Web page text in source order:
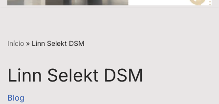
Início » Linn Selekt DSM
Linn Selekt DSM
Blog